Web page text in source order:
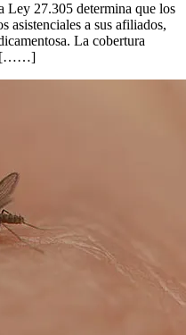
Ley 27.305 determina que los
asistenciales a sus afiliados,
La cobertura
[……]